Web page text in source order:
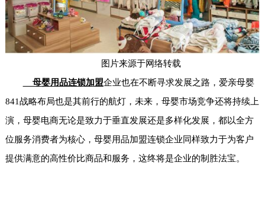
图片来源于网络转载
母婴用品连锁加盟企业也在不断寻求发展之路，爱亲母婴
841战略布局也是其前行的航灯，未来，母婴市场竞争还将持续上
演，母婴电商无论是致力于垂直发展还是多样化发展，都以全方
位服务消费者为核心，母婴用品加盟连锁企业同样致力于为客户
提供满意的高性价比商品和服务，这终将是企业的制胜法宝。